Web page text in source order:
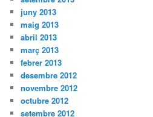
juny 2013
maig 2013
abril 2013
març 2013
febrer 2013
desembre 2012
novembre 2012
octubre 2012
setembre 2012